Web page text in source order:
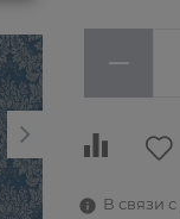
−
В связи